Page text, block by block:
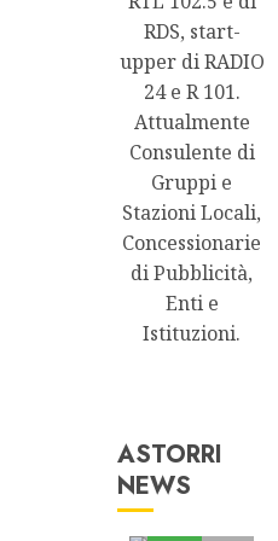
RDS, start-
upper di RADIO
24 e R 101.
Attualmente
Consulente di
Gruppi e
Stazioni Locali,
Concessionarie
di Pubblicità,
Enti e
Istituzioni.
ASTORRI
NEWSAstorri News